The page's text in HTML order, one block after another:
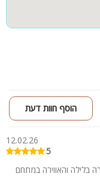
הוסף חוות דעת
12.02.26
5
בלילה והאווירה במתחם